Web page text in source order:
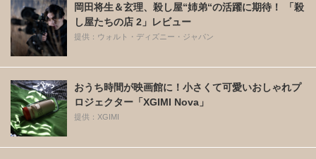
岡田将生＆玄理、殺し屋“姉弟“の活躍に期待！ 「殺
し屋たちの店 2」レビュー
提供：ウォルト・ディズニー・ジャパン
おうち時間が映画館に！小さくて可愛いおしゃれプ
ロジェクター「XGIMI Nova」
提供：XGIMI